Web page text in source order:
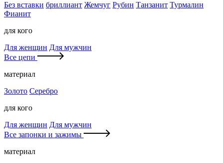
Без вставки бриллиант Жемчуг Рубин Танзанит Турмалин
Фианит
для кого
Для женщин Для мужчин
Все цепи
материал
Золото Серебро
для кого
Для женщин Для мужчин
Все запонки и зажимы
материал